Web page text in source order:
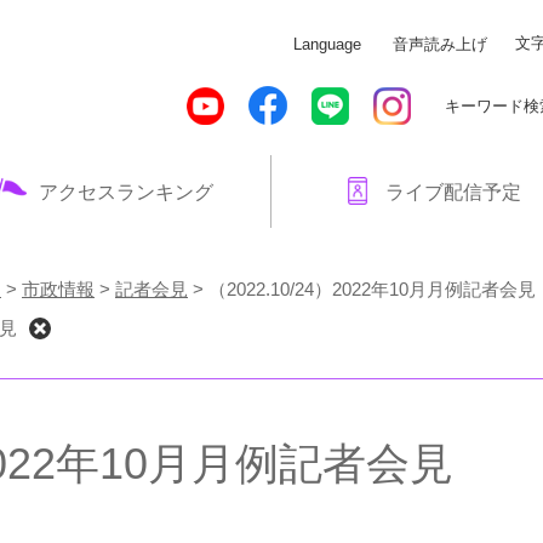
Language 音声読み上げ 文
キーワード検
アクセスランキング ライブ配信予定
> 市政情報 > 記者会見 > （2022.10/24）2022年10月月例記者会見
年10月月例記者会見